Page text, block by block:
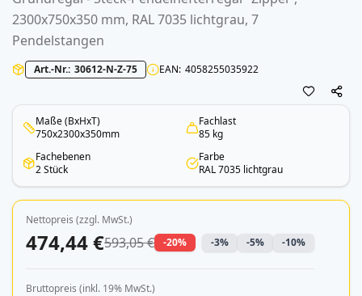
2300x750x350 mm, RAL 7035 lichtgrau, 7
Pendelstangen
Art.-Nr. 30612-N-Z-75 EAN 4058255035922
Maße (BxHxT)
750x2300x350mm
Fachlast
85 kg
Fachebenen
2 Stück
Farbe
RAL 7035 lichtgrau
Nettopreis (zzgl. MwSt.)
474,44 €593,05 € -20% -3% -5% -10%
Bruttopreis (inkl. 19% MwSt.)